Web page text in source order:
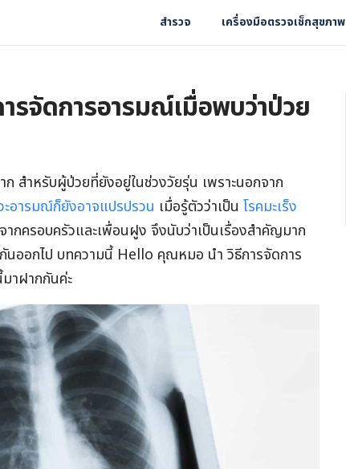
สำรวจ เครื่องมือตรวจเช็กสุขภาพ
รจัดการอารมณ์เมื่อพบว่าป่วย
สำหรับผู้ป่วยที่ยังอยู่ในช่วงวัยรุ่น เพราะนอกจาก
ะอารมณ์ก็ยังอาจแปรปรวน เมื่อรู้ตัวว่าเป็น โรคมะเร็ง
ากครอบครัวและเพื่อนฝูง จึงนับว่าเป็นเรื่องสำคัญมาก
นออกไป บทความนี้ Hello คุณหมอ นำ วิธีการจัดการ
าฝากกันค่ะ